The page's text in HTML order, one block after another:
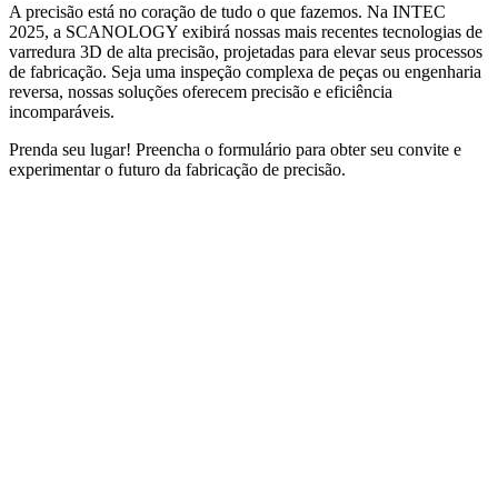
A precisão está no coração de tudo o que fazemos. Na INTEC
2025, a SCANOLOGY exibirá nossas mais recentes tecnologias de
varredura 3D de alta precisão, projetadas para elevar seus processos
de fabricação. Seja uma inspeção complexa de peças ou engenharia
reversa, nossas soluções oferecem precisão e eficiência
incomparáveis.
Prenda seu lugar! Preencha o formulário para obter seu convite e
experimentar o futuro da fabricação de precisão.